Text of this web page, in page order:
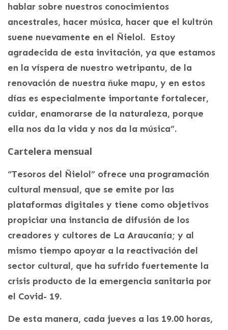
hablar sobre nuestros conocimientos
ancestrales, hacer música, hacer que el kultrún
suene nuevamente en el Ñielol. Estoy
agradecida de esta invitación, ya que estamos
en la víspera de nuestro wetripantu, de la
renovación de nuestra ñuke mapu, y en estos
días es especialmente importante fortalecer,
cuidar, enamorarse de la naturaleza, porque
ella nos da la vida y nos da la música”.
Cartelera mensual
“Tesoros del Ñielol” ofrece una programación
cultural mensual, que se emite por las
plataformas digitales y tiene como objetivos
propiciar una instancia de difusión de los
creadores y cultores de La Araucanía; y al
mismo tiempo apoyar a la reactivación del
sector cultural, que ha sufrido fuertemente la
crisis producto de la emergencia sanitaria por
el Covid- 19.
De esta manera, cada jueves a las 19.00 horas,